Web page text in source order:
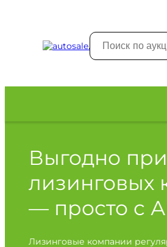
Выгодно
лизинговых
— просто с
Лизинговые компании